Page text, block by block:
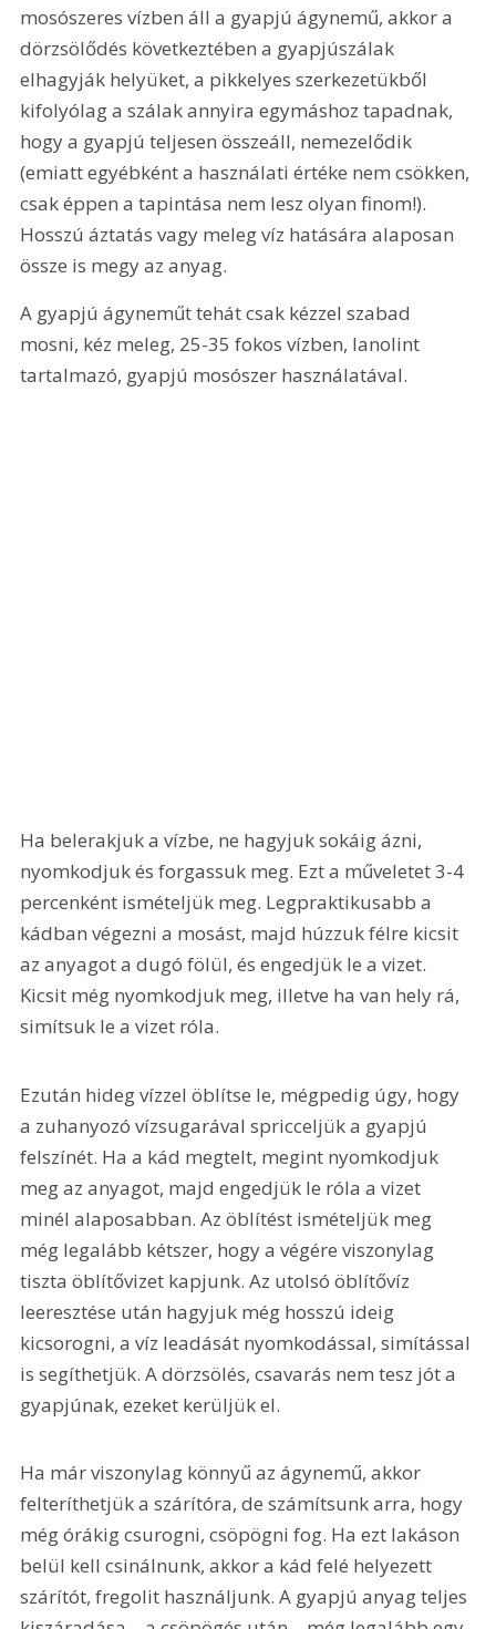
mosószeres vízben áll a gyapjú ágynemű, akkor a
dörzsölődés következtében a gyapjúszálak
elhagyják helyüket, a pikkelyes szerkezetükből
kifolyólag a szálak annyira egymáshoz tapadnak,
hogy a gyapjú teljesen összeáll, nemezelődik
(emiatt egyébként a használati értéke nem csökken,
csak éppen a tapintása nem lesz olyan finom!).
Hosszú áztatás vagy meleg víz hatására alaposan
össze is megy az anyag.
A gyapjú ágyneműt tehát csak kézzel szabad
mosni, kéz meleg, 25-35 fokos vízben, lanolint
tartalmazó, gyapjú mosószer használatával.
Ha belerakjuk a vízbe, ne hagyjuk sokáig ázni,
nyomkodjuk és forgassuk meg. Ezt a műveletet 3-4
percenként ismételjük meg. Legpraktikusabb a
kádban végezni a mosást, majd húzzuk félre kicsit
az anyagot a dugó fölül, és engedjük le a vizet.
Kicsit még nyomkodjuk meg, illetve ha van hely rá,
simítsuk le a vizet róla.
Ezután hideg vízzel öblítse le, mégpedig úgy, hogy
a zuhanyozó vízsugarával spricceljük a gyapjú
felszínét. Ha a kád megtelt, megint nyomkodjuk
meg az anyagot, majd engedjük le róla a vizet
minél alaposabban. Az öblítést ismételjük meg
még legalább kétszer, hogy a végére viszonylag
tiszta öblítővizet kapjunk. Az utolsó öblítővíz
leeresztése után hagyjuk még hosszú ideig
kicsorogni, a víz leadását nyomkodással, simítással
is segíthetjük. A dörzsölés, csavarás nem tesz jót a
gyapjúnak, ezeket kerüljük el.
Ha már viszonylag könnyű az ágynemű, akkor
felteríthetjük a szárítóra, de számítsunk arra, hogy
még órákig csurogni, csöpögni fog. Ha ezt lakáson
belül kell csinálnunk, akkor a kád felé helyezett
szárítót, fregolit használjunk. A gyapjú anyag teljes